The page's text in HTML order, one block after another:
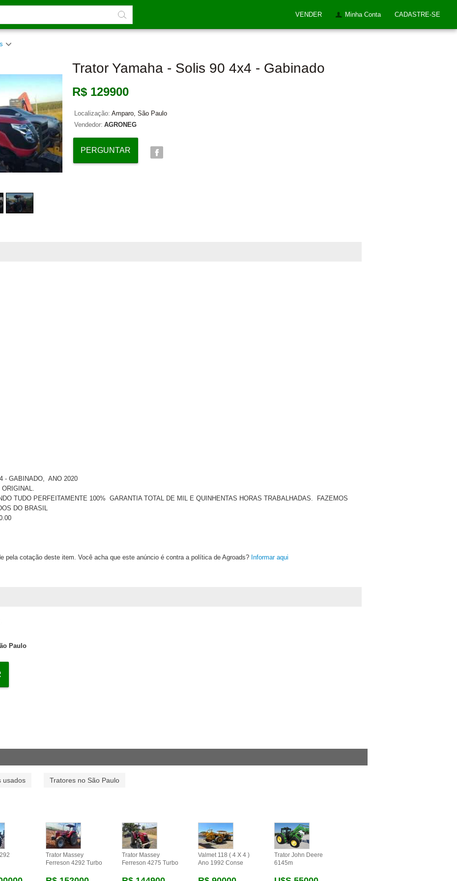
VENDER Minha Conta CADASTRE-SE
Trator Yamaha - Solis 90 4x4 - Gabinado
R$ 129900
Localização: Amparo, São Paulo
Vendedor: AGRONEG
PERGUNTAR
- GABINADO, ANO 2020
TUDO PERFEITAMENTE 100% GARANTIA TOTAL DE MIL E QUINHENTAS HORAS TRABALHADAS. FAZEMOS
DO BRASIL
pela cotação deste item. Você acha que este anúncio é contra a política de Agroads? Informar aqui
Paulo
usados Tratores no São Paulo
Trator Massey
Ferreson 4292 Turbo
Trator Massey
Ferreson 4275 Turbo
Valmet 118 ( 4 X 4 )
Ano 1992 Conse
Trator John Deere
6145m